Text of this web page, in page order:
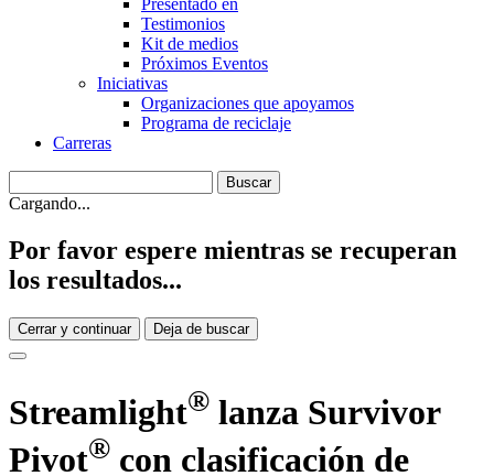
Presentado en
Testimonios
Kit de medios
Próximos Eventos
Iniciativas
Organizaciones que apoyamos
Programa de reciclaje
Carreras
Cargando...
Por favor espere mientras se recuperan
los resultados...
Cerrar y continuar Deja de buscar
Streamlight® lanza Survivor
Pivot® con clasificación de